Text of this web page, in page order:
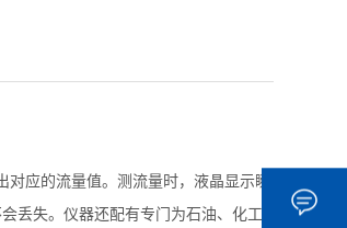
应的流量值。测流量时，液晶显示瞬
丢失。仪器还配有专门为石油、化工